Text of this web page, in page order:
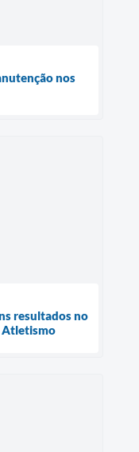
nos
resultados no
Atletismo